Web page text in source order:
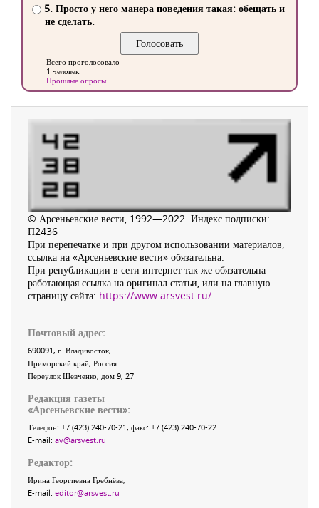
5. Просто у него манера поведения такая: обещать и
не сделать.
Всего проголосовало
1 человек
Прошлые опросы
© Арсеньевские вести, 1992—2022. Индекс подписки:
П2436
При перепечатке и при другом использовании материалов,
ссылка на «Арсеньевские вести» обязательна.
При републикации в сети интернет так же обязательна
работающая ссылка на оригинал статьи, или на главную
страницу сайта: https://www.arsvest.ru/
Почтовый адрес:
690091, г. Владивосток,
Приморский край, Россия
Переулок Шевченко, дом 9, 27
Редакция газеты
«Арсеньевские вести»:
Телефон: +7 (423) 240-70-21, факс: +7 (423) 240-70-22
E-mail: av@arsvest.ru
Редактор:
Ирина Георгиевна Гребнёва,
E-mail: editor@arsvest.ru